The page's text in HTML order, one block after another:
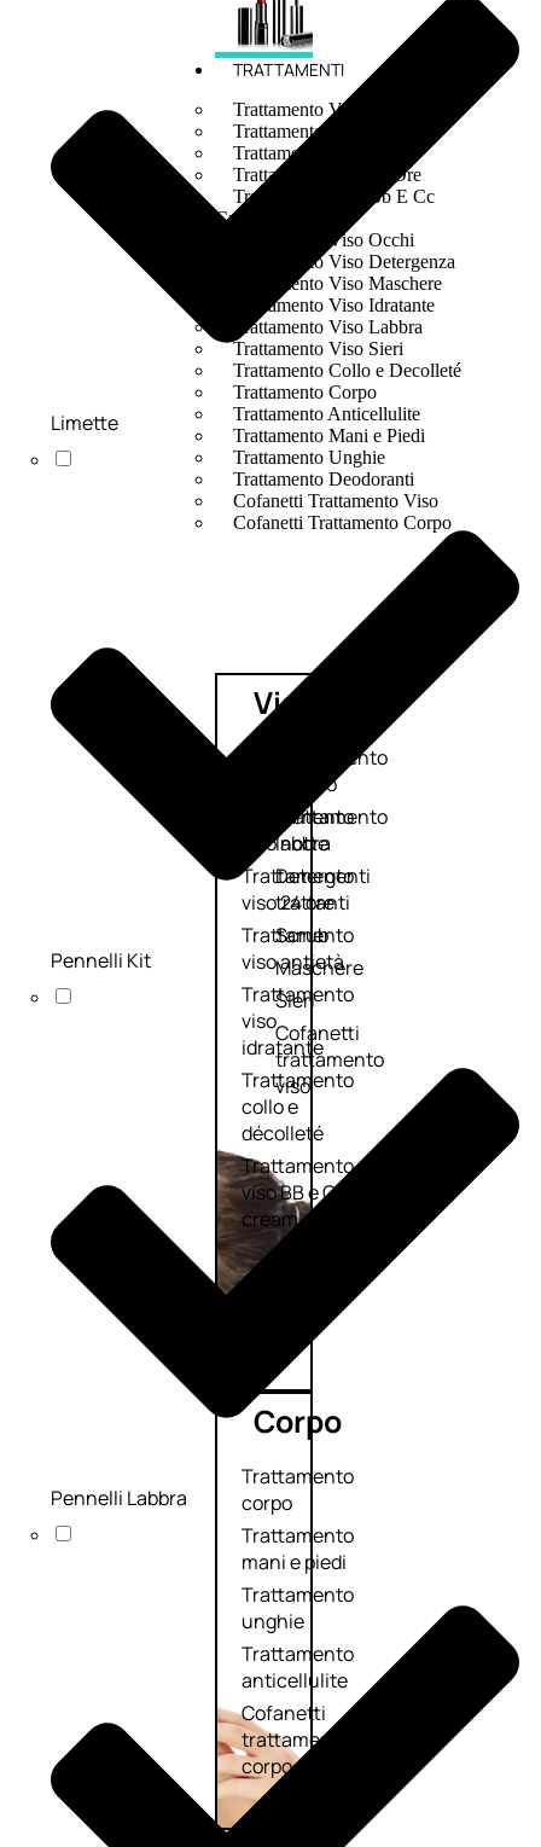
TRATTAMENTI
Trattamento Viso Antieta
Trattamento Viso Giorno
Trattamento Viso Notte
Trattamento Viso 24 Ore
Trattamento Viso Bb E Cc
Cream
Trattamento Viso Occhi
Trattamento Viso Detergenza
Trattamento Viso Maschere
Trattamento Viso Idratante
Trattamento Viso Labbra
Trattamento Viso Sieri
Trattamento Collo e Decolleté
Trattamento Corpo
Trattamento Anticellulite
Trattamento Mani e Piedi
Trattamento Unghie
Trattamento Deodoranti
Cofanetti Trattamento Viso
Cofanetti Trattamento Corpo
Viso
Trattamento
viso giorno
Trattamento
viso notte
Trattamento
viso 24 ore
Trattamento
viso antietà
Trattamento
viso
idratante
Trattamento
collo e
décolleté
Trattamento
viso BB e CC
cream
Trattamento
occhi
Trattamento
labbra
Detergenti
trattanti
Scrub
Maschere
Sieri
Cofanetti
trattamento
viso
Corpo
Trattamento
corpo
Trattamento
mani e piedi
Trattamento
unghie
Trattamento
anticellulite
Cofanetti
trattamento
corpo
Limette
Pennelli Kit
Pennelli Labbra